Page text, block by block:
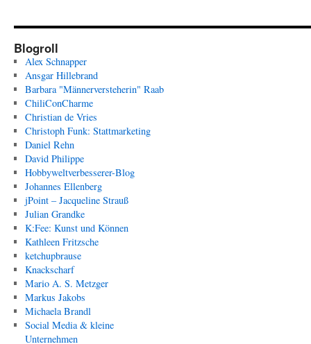
Blogroll
Alex Schnapper
Ansgar Hillebrand
Barbara "Männerversteherin" Raab
ChiliConCharme
Christian de Vries
Christoph Funk: Stattmarketing
Daniel Rehn
David Philippe
Hobbyweltverbesserer-Blog
Johannes Ellenberg
jPoint – Jacqueline Strauß
Julian Grandke
K:Fee: Kunst und Können
Kathleen Fritzsche
ketchupbrause
Knackscharf
Mario A. S. Metzger
Markus Jakobs
Michaela Brandl
Social Media & kleine
Unternehmen